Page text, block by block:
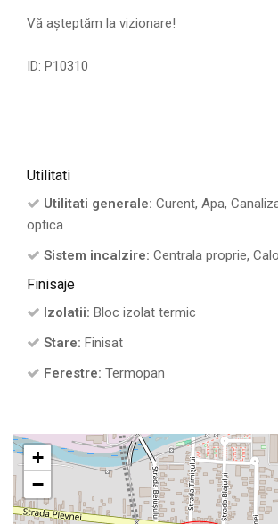
Vă așteptăm la vizionare!
ID: P10310
Utilitati
Utilitati generale: Curent, Apa,
optica
Sistem incalzire: Centrala proprie,
Finisaje
Izolatii: Bloc izolat termic
Stare: Finisat
Ferestre: Termopan
+
−